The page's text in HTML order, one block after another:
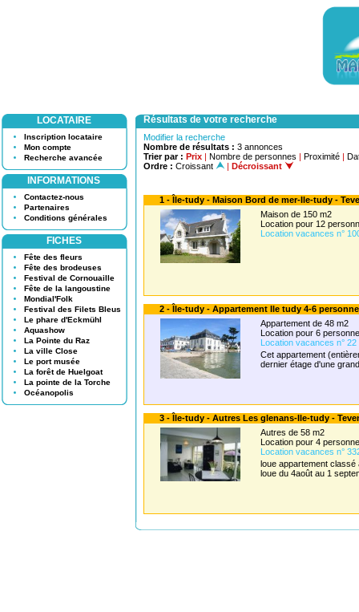
LOCATAIRE
Inscription locataire
Mon compte
Recherche avancée
INFORMATIONS
Contactez-nous
Partenaires
Conditions générales
FICHES
Fête des fleurs
Fête des brodeuses
Festival de Cornouaille
Fête de la langoustine
Mondial'Folk
Festival des Filets Bleus
Le phare d'Eckmühl
Aquashow
La Pointe du Raz
La ville Close
Le port musée
La forêt de Huelgoat
La pointe de la Torche
Océanopolis
Résultats de votre recherche
Modifier la recherche
Nombre de résultats : 3 annonces
Trier par : Prix | Nombre de personnes | Proximité |
Ordre : Croissant | Décroissant
1 - Île-tudy - Maison Bord de mer-Ile-tudy -
Maison de 150 m2
Location pour 12
Location vacances n°
2 - Île-tudy - Appartement Ile tudy 4-6
Appartement de 48 m2
Location pour 6
Location vacances n° 22
Cet appartement
dernier étage d'une
3 - Île-tudy - Autres Les glenans-Ile-tudy -
Autres de 58 m2
Location pour 4
Location vacances n°
loue appartement classé
loue du 4août au 1